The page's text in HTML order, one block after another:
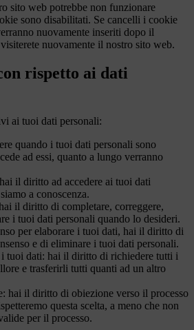
sito web potrebbe non funzionare
sono disabilitati. Se cancelli i cookie
nuovamente inseriti dopo il
nuovamente il nostro sito web.
rispetto ai dati
ai tuoi dati personali:
quando i tuoi dati personali sono
ad essi, quanto a lungo verranno
il diritto ad accedere ai tuoi dati
a conoscenza.
il diritto di completare, correggere,
i tuoi dati personali quando lo desideri.
per elaborare i tuoi dati, hai il diritto di
e di eliminare i tuoi dati personali.
tuoi dati: hai il diritto di richiedere tutti i
e trasferirli tutti quanti ad un altro
hai il diritto di obiezione verso il processo
questa scelta, a meno che non
per il processo.